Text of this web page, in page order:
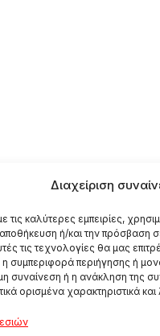
Διαχείριση
τις καλύτερες εμπειρίες,
ή/και την πρόσβαση
τις τεχνολογίες θα μας
συμπεριφορά περιήγησης ή
συναίνεση ή η ανάκληση της
ορισμένα χαρακτηριστικά και